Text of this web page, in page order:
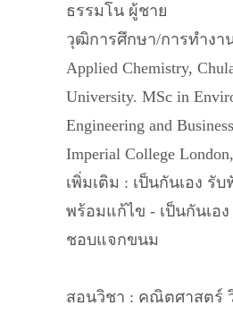
ธรรมโน ผู้ชาย
วุฒิการศึกษา/การทำงา
Applied Chemistry,
University. MSc in
Engineering and
Imperial College
เพิ่มเติม : เป็นกันเอง รั
พร้อมแก้ไข - เป็นกันเอ
ชอบแจกขนม
สอนวิชา : คณิตศาสตร์